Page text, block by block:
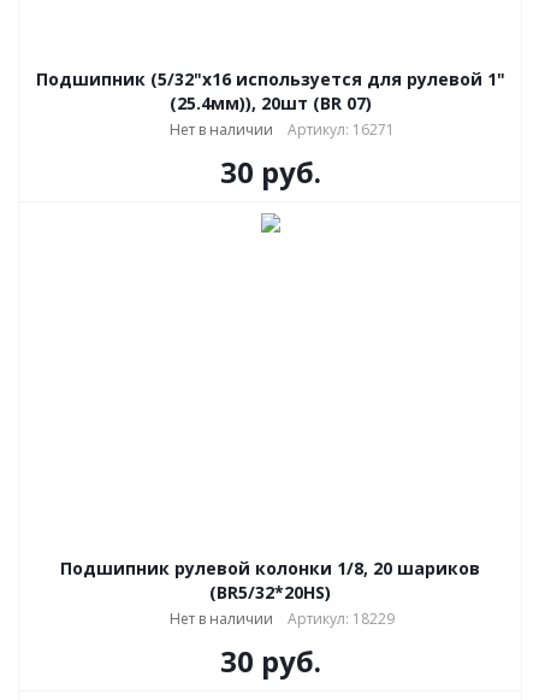
Подшипник (5/32"х16 используется для рулевой 1"
(25.4мм)), 20шт (BR 07)
Нет в наличии Артикул: 16271
30 руб.
Подшипник рулевой колонки 1/8, 20 шариков
(BR5/32*20HS)
Нет в наличии Артикул: 18229
30 руб.